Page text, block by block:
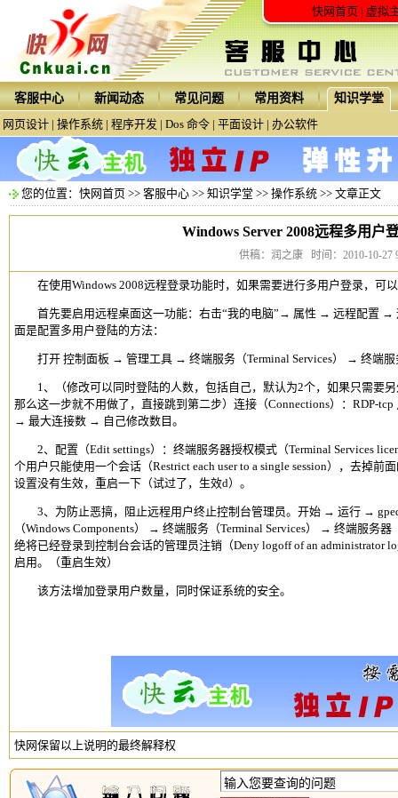
快网首页| 虚拟
客服中心 新闻动态 常见问题 常用资料
知识学堂
网页设计 | 操作系统 | 程序开发 | Dos 命令 | 平面设计 | 办公软件
您的位置： 快网首页 >> 客服中心 >> 知识学堂 >> 操作系统 >> 文章正文
Windows Server 2008远程多用户
供稿：润之康 时间：2010-10-27
在使用Windows 2008远程登录功能时，如果需要进行多用户登录，可
首先要启用远程桌面这一功能：右击“我的电脑”→ 属性 → 远程配置 →
面是配置多用户登陆的方法：
打开 控制面板 → 管理工具 → 终端服务（Terminal Services） → 终端
1、（修改可以同时登陆的人数，包括自己，默认为2个，如果只需要另
那么这一步就不用做了，直接跳到第二步）连接（Connections）：RDP-
→ 最大连接数 → 自己修改数目。
2、配置（Edit settings）：终端服务器授权模式（Terminal Services
个用户只能使用一个会话（Restrict each user to a single session），去掉
设置没有生效，重启一下（试过了，生效d）。
3、为防止恶搞，阻止远程用户终止控制台管理员。开始 → 运行 →
（Windows Components） → 终端服务（Terminal Services） → 终端服务
绝将已经登录到控制台会话的管理员注销（Deny logoff of an administrator
启用。（重启生效）
该方法增加登录用户数量，同时保证系统的安全。
快网保留以上说明的最终解释权